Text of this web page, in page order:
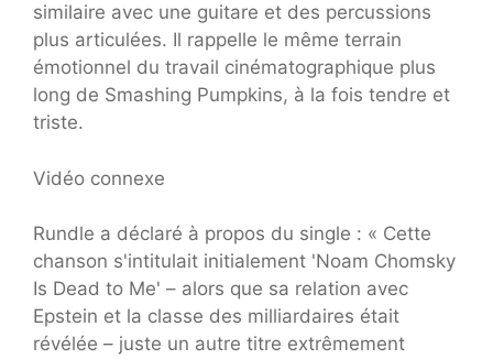
similaire avec une guitare et des percussions
plus articulées. Il rappelle le même terrain
émotionnel du travail cinématographique plus
long de Smashing Pumpkins, à la fois tendre et
triste.
Vidéo connexe
Rundle a déclaré à propos du single : « Cette
chanson s'intitulait initialement 'Noam Chomsky
Is Dead to Me' – alors que sa relation avec
Epstein et la classe des milliardaires était
révélée – juste un autre titre extrêmement